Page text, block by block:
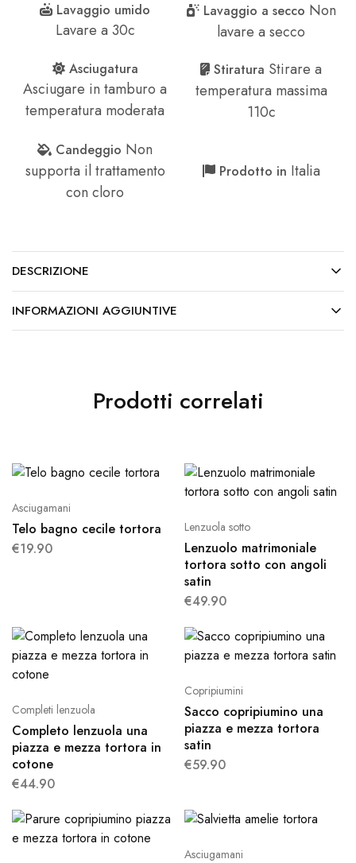
Lavaggio umido
Lavare a 30c
Lavaggio a secco Non
lavare a secco
Asciugatura
Asciugare in tamburo a
temperatura moderata
Stiratura Stirare a
temperatura massima
110c
Candeggio Non
supporta il trattamento
con cloro
Prodotto in Italia
DESCRIZIONE
INFORMAZIONI AGGIUNTIVE
Prodotti correlati
Asciugamani
Telo bagno cecile tortora
€19.90
Lenzuola sotto
Lenzuolo matrimoniale
tortora sotto con angoli
satin
€49.90
Completi lenzuola
Completo lenzuola una
piazza e mezza tortora in
cotone
€44.90
Copripiumini
Sacco copripiumino una
piazza e mezza tortora
satin
€59.90
Asciugamani